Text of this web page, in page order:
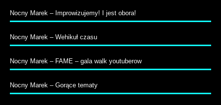
Nocny Marek – Improwizujemy! I jest obora!
Nocny Marek – Wehikuł czasu
Nocny Marek – FAME – gala walk youtuberow
Nocny Marek – Gorące tematy